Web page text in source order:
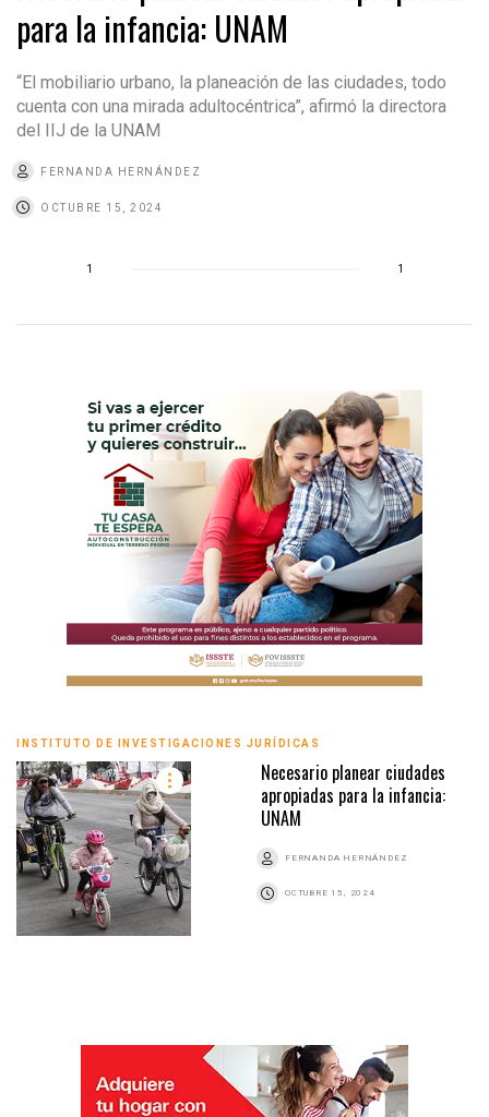
para la infancia: UNAM
“El mobiliario urbano, la planeación de las ciudades, todo
cuenta con una mirada adultocéntrica”, afirmó la directora
del IIJ de la UNAM
FERNANDA HERNÁNDEZ
OCTUBRE 15, 2024
1 1
INSTITUTO DE INVESTIGACIONES JURÍDICAS
Necesario planear ciudades
apropiadas para la infancia:
UNAM
FERNANDA HERNÁNDEZ
OCTUBRE 15, 2024